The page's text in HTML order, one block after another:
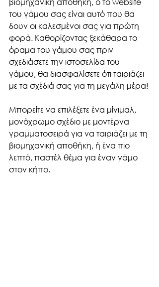
του γάμου σας είναι αυτό που θα
δουν οι καλεσμένοι σας για πρώτη
φορά. Καθορίζοντας ξεκάθαρα το
όραμα του γάμου σας πριν
σχεδιάσετε την ιστοσελίδα του
γάμου, θα διασφαλίσετε ότι ταιριάζει
με τα σχέδιά σας για τη μεγάλη μέρα!
Μπορείτε να επιλέξετε ένα μίνιμαλ,
μονόχρωμο σχέδιο με μοντέρνα
γραμματοσειρά για να ταιριάζει με τη
βιομηχανική αποθήκη, ή ένα πιο
λεπτό, παστέλ θέμα για έναν γάμο
στον κήπο.